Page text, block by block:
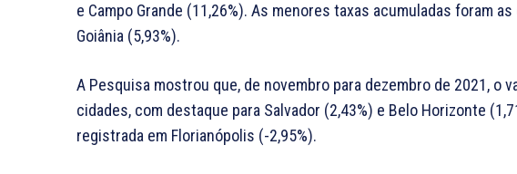
e Campo Grande (11,26%). As menores taxas acumuladas foram
Goiânia (5,93%).
A Pesquisa mostrou que, de novembro para dezembro de 2021, o
cidades, com destaque para Salvador (2,43%) e Belo Horizonte
registrada em Florianópolis (-2,95%).